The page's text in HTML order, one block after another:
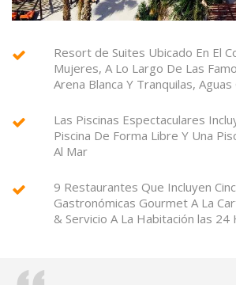
Resort de Suites Ubicado En El
Mujeres, A Lo Largo De Las
Arena Blanca Y Tranquilas, Aguas
Las Piscinas Espectaculares
Piscina De Forma Libre Y Una
Al Mar
9 Restaurantes Que Incluyen
Gastronómicas Gourmet A La
& Servicio A La Habitación las 24